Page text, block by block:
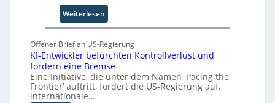
c
t
o
y
-
A
u
O
r
g
w
ä
c
h
s
Weiterlesen:
S
l
i
d
S
Offener Brief an US-Regierung
KI-Entwickler befürchten Kontrollverlust und
fordern eine Bremse
Eine Initiative, die unter dem Namen ‚Pacing the
Frontier‘ auftritt, fordert die US-Regierung auf,
internationale…